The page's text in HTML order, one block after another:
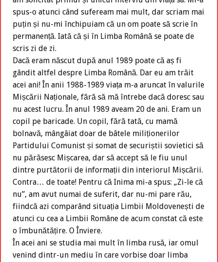
spus-o atunci când sufeream mai mult, dar scriam mai
puțin și nu-mi închipuiam că un om poate să scrie în
permanență. Iată că și în Limba Română se poate de
scris zi de zi.
Dacă eram născut după anul 1989 poate că aș fi
gândit altfel despre Limba Română. Dar eu am trăit
acei ani! În anii 1988-1989 viața m-a aruncat în valurile
Mișcării Naționale, fără să mă întrebe dacă doresc sau
nu acest lucru. În anul 1989 aveam 20 de ani. Eram un
copil pe baricade. Un copil, fără tată, cu mamă
bolnavă, mângâiat doar de bâtele miliționerilor
Partidului Comunist și somat de securiștii sovietici să
nu părăsesc Mișcarea, dar să accept să le fiu unul
dintre purtătorii de informații din interiorul Mișcării.
Contra… de toate! Pentru că Inima mi-a spus: „Zi-le că
nu”, am avut numai de suferit, dar nu-mi pare rău,
fiindcă azi comparând situația Limbii Moldovenești de
atunci cu cea a Limbii Române de acum constat că este
o îmbunătățire. O Înviere.
În acei ani se studia mai mult în limba rusă, iar omul
venind dintr-un mediu în care vorbise doar limba